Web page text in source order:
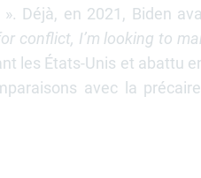
». Déjà, en 2021, Biden
conflict, I’m looking to
les États-Unis et abattu
avec la